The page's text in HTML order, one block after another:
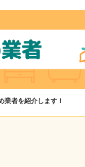
業者を紹介します！